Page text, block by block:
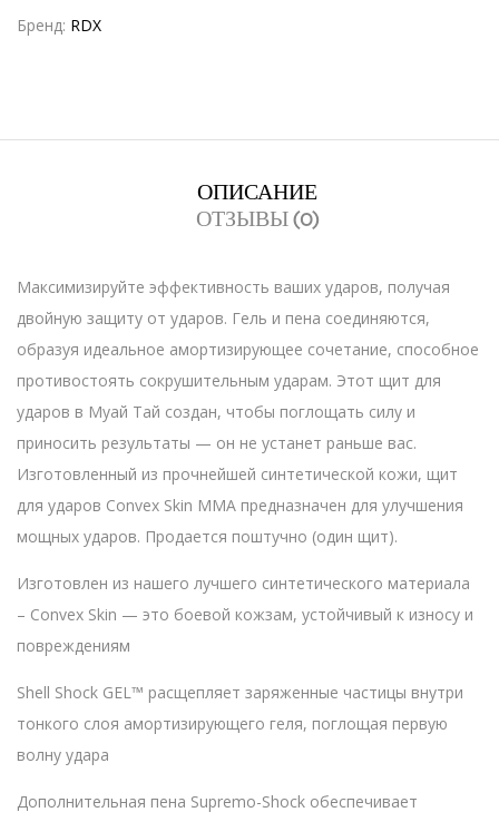
Бренд: RDX
ОПИСАНИЕ
ОТЗЫВЫ (0)
Максимизируйте эффективность ваших ударов, получая
двойную защиту от ударов. Гель и пена соединяются,
образуя идеальное амортизирующее сочетание, способное
противостоять сокрушительным ударам. Этот щит для
ударов в Муай Тай создан, чтобы поглощать силу и
приносить результаты — он не устанет раньше вас.
Изготовленный из прочнейшей синтетической кожи, щит
для ударов Convex Skin MMA предназначен для улучшения
мощных ударов. Продается поштучно (один щит).
Изготовлен из нашего лучшего синтетического материала
– Convex Skin — это боевой кожзам, устойчивый к износу и
повреждениям
Shell Shock GEL™ расщепляет заряженные частицы внутри
тонкого слоя амортизирующего геля, поглощая первую
волну удара
Дополнительная пена Supremo-Shock обеспечивает